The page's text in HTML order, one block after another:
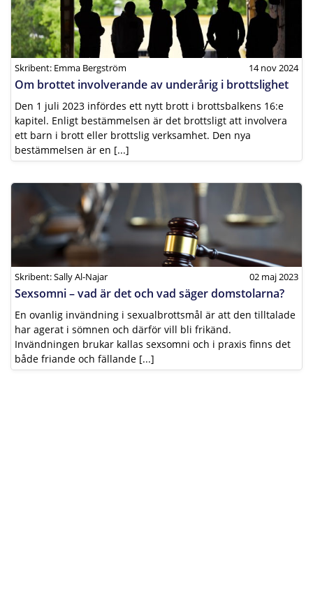
Skribent: Emma Bergström 14 nov 2024
Om brottet involverande av underårig i brottslighet
Den 1 juli 2023 infördes ett nytt brott i brottsbalkens 16:e
kapitel. Enligt bestämmelsen är det brottsligt att involvera
ett barn i brott eller brottslig verksamhet. Den nya
bestämmelsen är en [...]
Skribent: Sally Al-Najar 02 maj 2023
Sexsomni – vad är det och vad säger domstolarna?
En ovanlig invändning i sexualbrottsmål är att den tilltalade
har agerat i sömnen och därför vill bli frikänd.
Invändningen brukar kallas sexsomni och i praxis finns det
både friande och fällande [...]